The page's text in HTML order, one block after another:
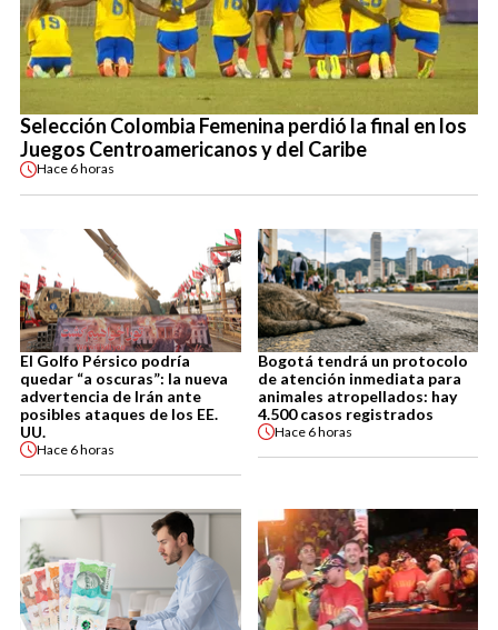
Selección Colombia Femenina perdió la final en los
Juegos Centroamericanos y del Caribe
Hace 6 horas
El Golfo Pérsico podría
quedar “a oscuras”: la nueva
advertencia de Irán ante
posibles ataques de los EE.
UU.
Hace 6 horas
Bogotá tendrá un protocolo
de atención inmediata para
animales atropellados: hay
4.500 casos registrados
Hace 6 horas